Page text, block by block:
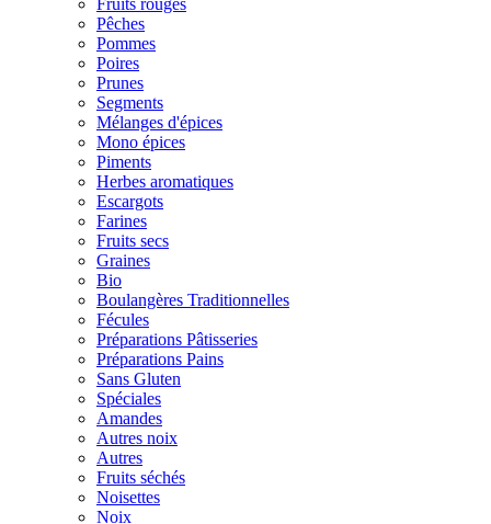
Fruits rouges
Pêches
Pommes
Poires
Prunes
Segments
Mélanges d'épices
Mono épices
Piments
Herbes aromatiques
Escargots
Farines
Fruits secs
Graines
Bio
Boulangères Traditionnelles
Fécules
Préparations Pâtisseries
Préparations Pains
Sans Gluten
Spéciales
Amandes
Autres noix
Autres
Fruits séchés
Noisettes
Noix